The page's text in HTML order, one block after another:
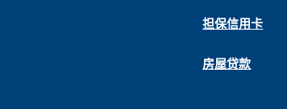
担保信用卡
房屋贷款